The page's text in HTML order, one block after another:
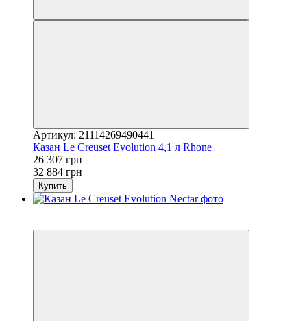
Артикул: 21114269490441
Казан Le Creuset Evolution 4,1 л Rhone
26 307 грн
32 884 грн
Купить